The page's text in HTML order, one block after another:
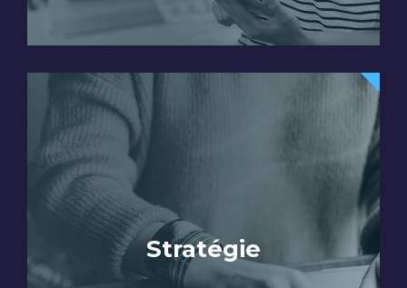
Stratégie